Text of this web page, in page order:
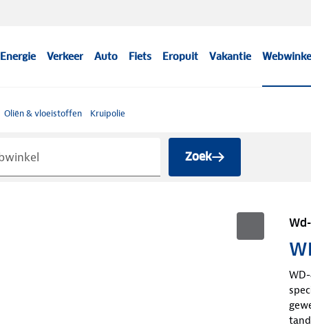
Energie Verkeer Auto Fiets Eropuit Vakantie
Oliën & vloeistoffen Kruipolie
Zoek